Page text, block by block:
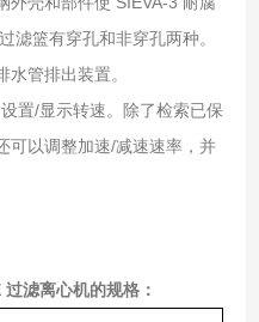
滤篮有穿孔和非穿孔两种。
管排出装置。
置/显示转速。除了检索已保
可以调整加速/减速速率，并
滤离心机的规格：